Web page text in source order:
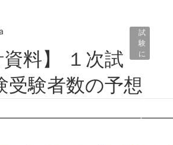
試
験
に
係
す
る
と
受験者数の予想